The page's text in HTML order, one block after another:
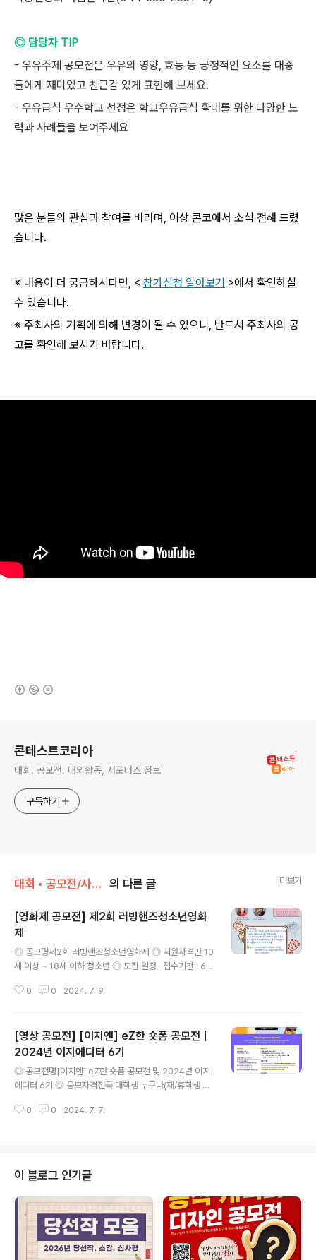
◎ 담당자 TIP
- 우유주제 공모전은 우유의 영양, 효능 등 긍정적인 요소를 대중
들에게 재미있고 친근감 있게 표현해 보세요.
- 우유급식 우수학교 선정은 학교우유급식 확대를 위한 다양한 노
력과 사례들을 보여주세요
많은 분들의 관심과 참여를 바라며, 이상 콘코에서 소식 전해 드렸
습니다.
※ 내용이 더 궁금하시다면, < 참가신청 알아보기 >에서 확인하실
수 있습니다.
※ 주최사의 기획에 의해 변경이 될 수 있으니, 반드시 주최사의 공
고를 확인해 보시기 바랍니다.
콘테스트코리아
대회. 공모전. 대외활동, 서포터즈 정보
구독하기
대회 • 공모전/사진 • 영상 의 다른 글 더보기
[영화제 공모전] 제2회 러빙핸즈청소년영화
제
◎ 공모명제2회 러빙핸즈청소년영화제 ◎ 지원자격만 10
세 이상 ~ 18세 이하 청소년 ◎ 모집 일정- 접수기간 : 6/2
(토)- 결과발표 : 8/12(월) ※개별 문자로 별도 공지- 시상
차이를 넘어선 우정 '취미, 취향, 식성 같은 일상 속 작은 차
이부터, 나이, 인종 장애 같은 큰 차이 등, 일상 속 다양한 차
이를 넘어서는 우정의 힘 ◎ 공모 형식- 영상 분량 : 5분 이
내- 영상 크기 : 자유- 파일 업로드 : 유튜브에 영상 업로드
후 유튜브 영상 링크 구글 신청서에 첨부- 영상 장비 : 제한
없음..
0 0 2024. 7. 9.
[영상 공모전] [이지엔] eZ한 숏폼 공모전 |
2024년 이지에디터 6기
◎ 공모전명[이지엔] eZ한 숏폼 공모전 및 2024년 이지
에디터 6기 ◎ 응모자격전국 대학생 누구나(재/휴학생 모
(수) ◎ 최종 결과 발표2024.08.14(수) ◎ 제출/접수 방
외활동 찾는다면? 이지엔과 함께 하세요!(* 아래 3가지 주
제 중 택 1 선택하여 제출) ① 이지엔의 슬로건(Show you
r unique) 홍보 영상② 다채로운 컬러들을 가진 푸딩 헤어
컬러의 홍보 영상③ 푸딩 염색을 재미있게 표현하는 영
상 ◎ 제출 규격- 15초 ~ 60초 이내 숏폼 영상..
0 0 2024. 7. 7.
이 블로그 인기글